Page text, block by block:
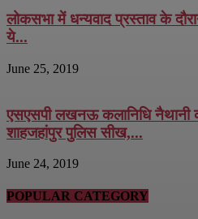
लोकसभा में धन्यवाद प्रस्ताव के
ये...
June 25, 2019
एसएसपी लखनऊ कलानिधि नैथानी
शाहजहांपुर पुलिस सीख,...
June 24, 2019
POPULAR CATEGORY